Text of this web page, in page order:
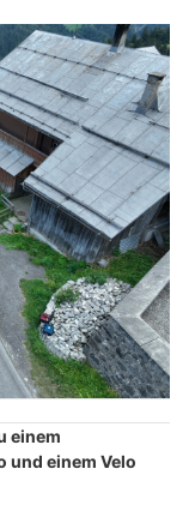
einem
und einem Velo